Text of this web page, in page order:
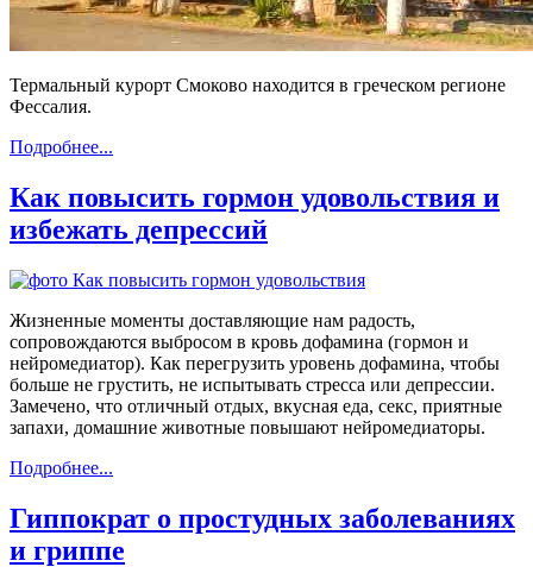
Термальный курорт Смоково находится в греческом регионе
Фессалия.
Подробнее...
Как повысить гормон удовольствия и
избежать депрессий
Жизненные моменты доставляющие нам радость,
сопровождаются выбросом в кровь дофамина (гормон и
нейромедиатор). Как перегрузить уровень дофамина, чтобы
больше не грустить, не испытывать стресса или депрессии.
Замечено, что отличный отдых, вкусная еда, секс, приятные
запахи, домашние животные повышают нейромедиаторы.
Подробнее...
Гиппократ о простудных заболеваниях
и гриппе